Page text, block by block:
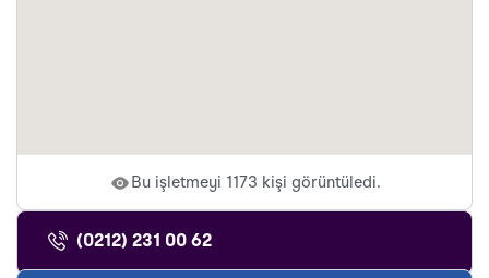
Bu işletmeyi 1173 kişi görüntüledi.
(0212) 231 00 62